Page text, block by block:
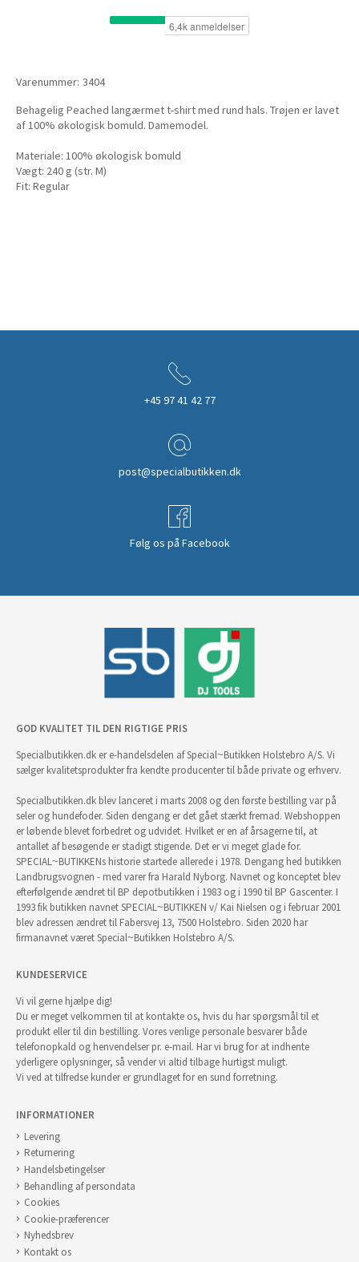
Varenummer: 3404
Behagelig Peached langærmet t-shirt med rund hals. Trøjen er lavet
af 100% økologisk bomuld. Damemodel.
Materiale: 100% økologisk bomuld
Vægt: 240 g (str. M)
Fit: Regular
+45 97 41 42 77
post@specialbutikken.dk
Følg os på Facebook
GOD KVALITET TIL DEN RIGTIGE PRIS
Specialbutikken.dk er e-handelsdelen af Special~Butikken Holstebro A/S. Vi
sælger kvalitetsprodukter fra kendte producenter til både private og erhverv.
Specialbutikken.dk blev lanceret i marts 2008 og den første bestilling var på
seler og hundefoder. Siden dengang er det gået stærkt fremad. Webshoppen
er løbende blevet forbedret og udvidet. Hvilket er en af årsagerne til, at
antallet af besøgende er stadigt stigende. Det er vi meget glade for.
SPECIAL~BUTIKKENs historie startede allerede i 1978. Dengang hed butikken
Landbrugsvognen - med varer fra Harald Nyborg. Navnet og konceptet blev
efterfølgende ændret til BP depotbutikken i 1983 og i 1990 til BP Gascenter. I
1993 fik butikken navnet SPECIAL~BUTIKKEN v/ Kai Nielsen og i februar 2001
blev adressen ændret til Fabersvej 13, 7500 Holstebro. Siden 2020 har
firmanavnet været Special~Butikken Holstebro A/S.
KUNDESERVICE
Vi vil gerne hjælpe dig!
Du er meget velkommen til at kontakte os, hvis du har spørgsmål til et
produkt eller til din bestilling. Vores venlige personale besvarer både
telefonopkald og henvendelser pr. e-mail. Har vi brug for at indhente
yderligere oplysninger, så vender vi altid tilbage hurtigst muligt.
Vi ved at tilfredse kunder er grundlaget for en sund forretning.
INFORMATIONER
Levering
Returnering
Handelsbetingelser
Behandling af persondata
Cookies
Cookie-præferencer
Nyhedsbrev
Kontakt os